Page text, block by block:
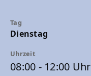
Dienstag
08:00 - 12:00 Uhr